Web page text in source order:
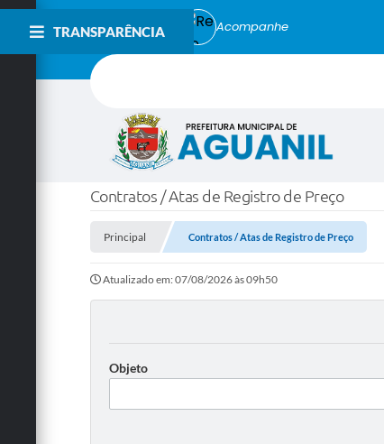
Acompanhe
TRANSPARÊNCIA
Contratos / Atas de Registro de Preço
Principal Contratos / Atas de Registro de Preço
Atualizado em: 07/08/2026 às 09h50
Objeto